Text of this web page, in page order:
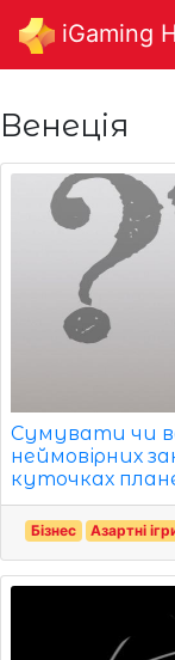
iGaming
Венеція
Сумувати чи
неймовірних
куточках
Бізнес Азартні